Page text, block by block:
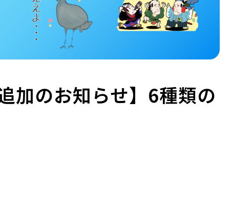
加のお知らせ】6種類の